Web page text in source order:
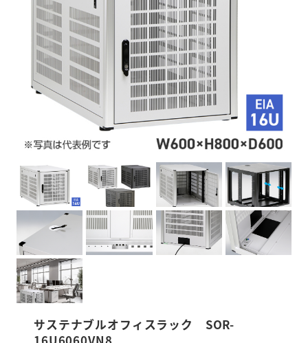
サステナブルオフィスラック SOR-